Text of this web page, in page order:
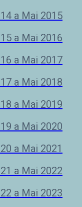
a Mai 2015
a Mai 2016
a Mai 2017
a Mai 2018
a Mai 2019
a Mai 2020
a Mai 2021
a Mai 2022
a Mai 2023